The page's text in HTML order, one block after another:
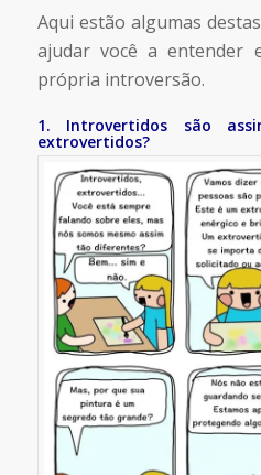
Aqui estão algumas
ajudar você a entender
própria introversão.
1. Introvertidos são
extrovertidos?